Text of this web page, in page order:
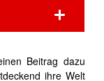
Beitrag dazu
ihre Welt